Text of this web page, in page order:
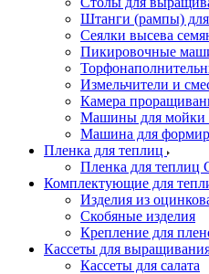
Штанги (рампы)
Сеялки высева
Пикировочные
Измельчители и
Камера
Машины для мойки
Машина для
Пленка для теплиц
Пленка для теплиц
Комплектующие для
Изделия из
Скобяные изделия
Крепление для
Кассеты для
Кассеты для салата